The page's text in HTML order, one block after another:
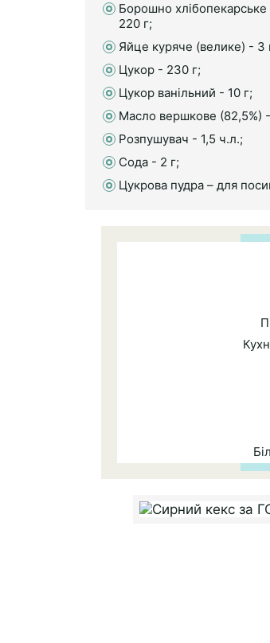
Борошно
220 г;
Яйце куряче (велике) - 3
Цукор - 230 г;
Цукор ванільний - 10 г;
Масло вершкове (82,5%) -
Розпушувач - 1,5 ч.л.;
Сода - 2 г;
Цукрова пудра – для